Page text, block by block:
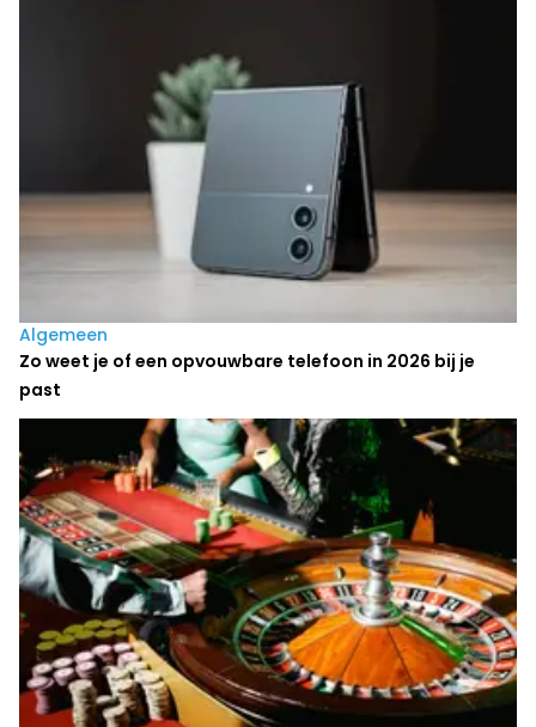
Algemeen
Zo weet je of een opvouwbare telefoon in 2026 bij je
past